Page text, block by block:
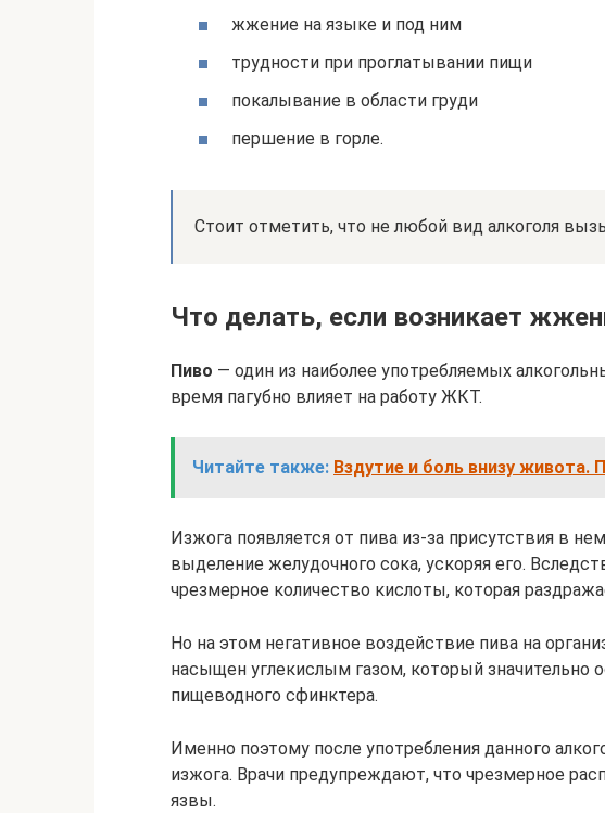
жжение на языке и под ним
трудности при проглатывании пищи
покалывание в области груди
першение в горле.
Стоит отметить, что не любой вид алкоголя
Что делать, если возникает
Пиво — один из наиболее употребляемых
время пагубно влияет на работу ЖКТ.
Читайте также: Вздутие и боль внизу живота.
Изжога появляется от пива из-за присутствия в
выделение желудочного сока, ускоряя его.
чрезмерное количество кислоты, которая
Но на этом негативное воздействие пива на
насыщен углекислым газом, который значительно
пищеводного сфинктера.
Именно поэтому после употребления данного
изжога. Врачи предупреждают, что чрезмерное
язвы.